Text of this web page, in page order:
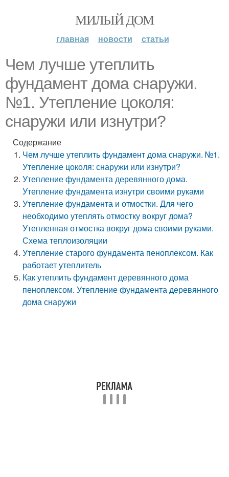
МИЛЫЙ ДОМ
главная новости статьи
Чем лучше утеплить
фундамент дома снаружи.
№1. Утепление цоколя:
снаружи или изнутри?
Содержание
Чем лучше утеплить фундамент дома снаружи. №1.
Утепление цоколя: снаружи или изнутри?
Утепление фундамента деревянного дома.
Утепление фундамента изнутри своими руками
Утепление фундамента и отмостки. Для чего
необходимо утеплять отмостку вокруг дома?
Утепленная отмостка вокруг дома своими руками.
Схема теплоизоляции
Утепление старого фундамента пеноплексом. Как
работает утеплитель
Как утеплить фундамент деревянного дома
пеноплексом. Утепление фундамента деревянного
дома снаружи